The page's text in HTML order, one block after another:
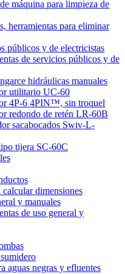
máquina para limpieza de
herramientas para eliminar
públicos y de electricistas
de servicios públicos y de
hidráulicas manuales
utilitario UC-60
4P-6 4PIN™, sin troquel
redondo de retén LR-60B
sacabocados Swiv-L-
tijera SC-60C
calcular dimensiones
y manuales
de uso general y
aguas negras y efluentes